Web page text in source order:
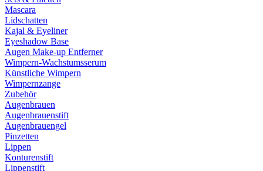
Mascara
Lidschatten
Kajal & Eyeliner
Eyeshadow Base
Augen Make-up Entferner
Wimpern-Wachstumsserum
Künstliche Wimpern
Wimpernzange
Zubehör
Augenbrauen
Augenbrauenstift
Augenbrauengel
Pinzetten
Lippen
Konturenstift
Lippenstift